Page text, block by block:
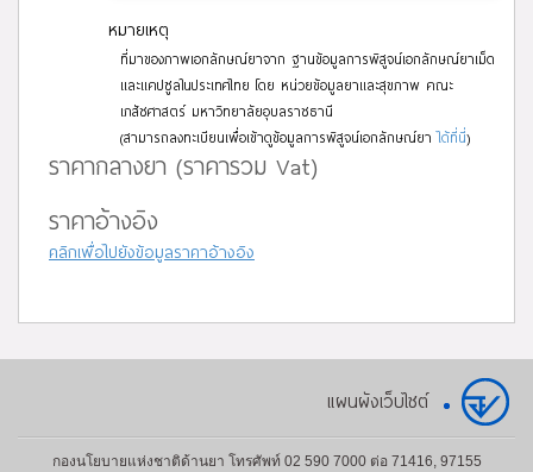
หมายเหตุ
ที่มาของภาพเอกลักษณ์ยาจาก ฐานข้อมูลการพิสูจน์เอกลักษณ์ยาเม็ด
และแคปซูลในประเทศไทย โดย หน่วยข้อมูลยาและสุขภาพ คณะ
เภสัชศาสตร์ มหาวิทยาลัยอุบลราชธานี
(สามารถลงทะเบียนเพื่อเข้าดูข้อมูลการพิสูจน์เอกลักษณ์ยาได้ที่นี่)
ราคากลางยา (ราคารวม Vat)
ราคาอ้างอิง
คลิกเพื่อไปยังข้อมูลราคาอ้างอิง
แผนผังเว็บไซต์
กองนโยบายแห่งชาติด้านยา โทรศัพท์ 02 590 7000 ต่อ 71416, 97155